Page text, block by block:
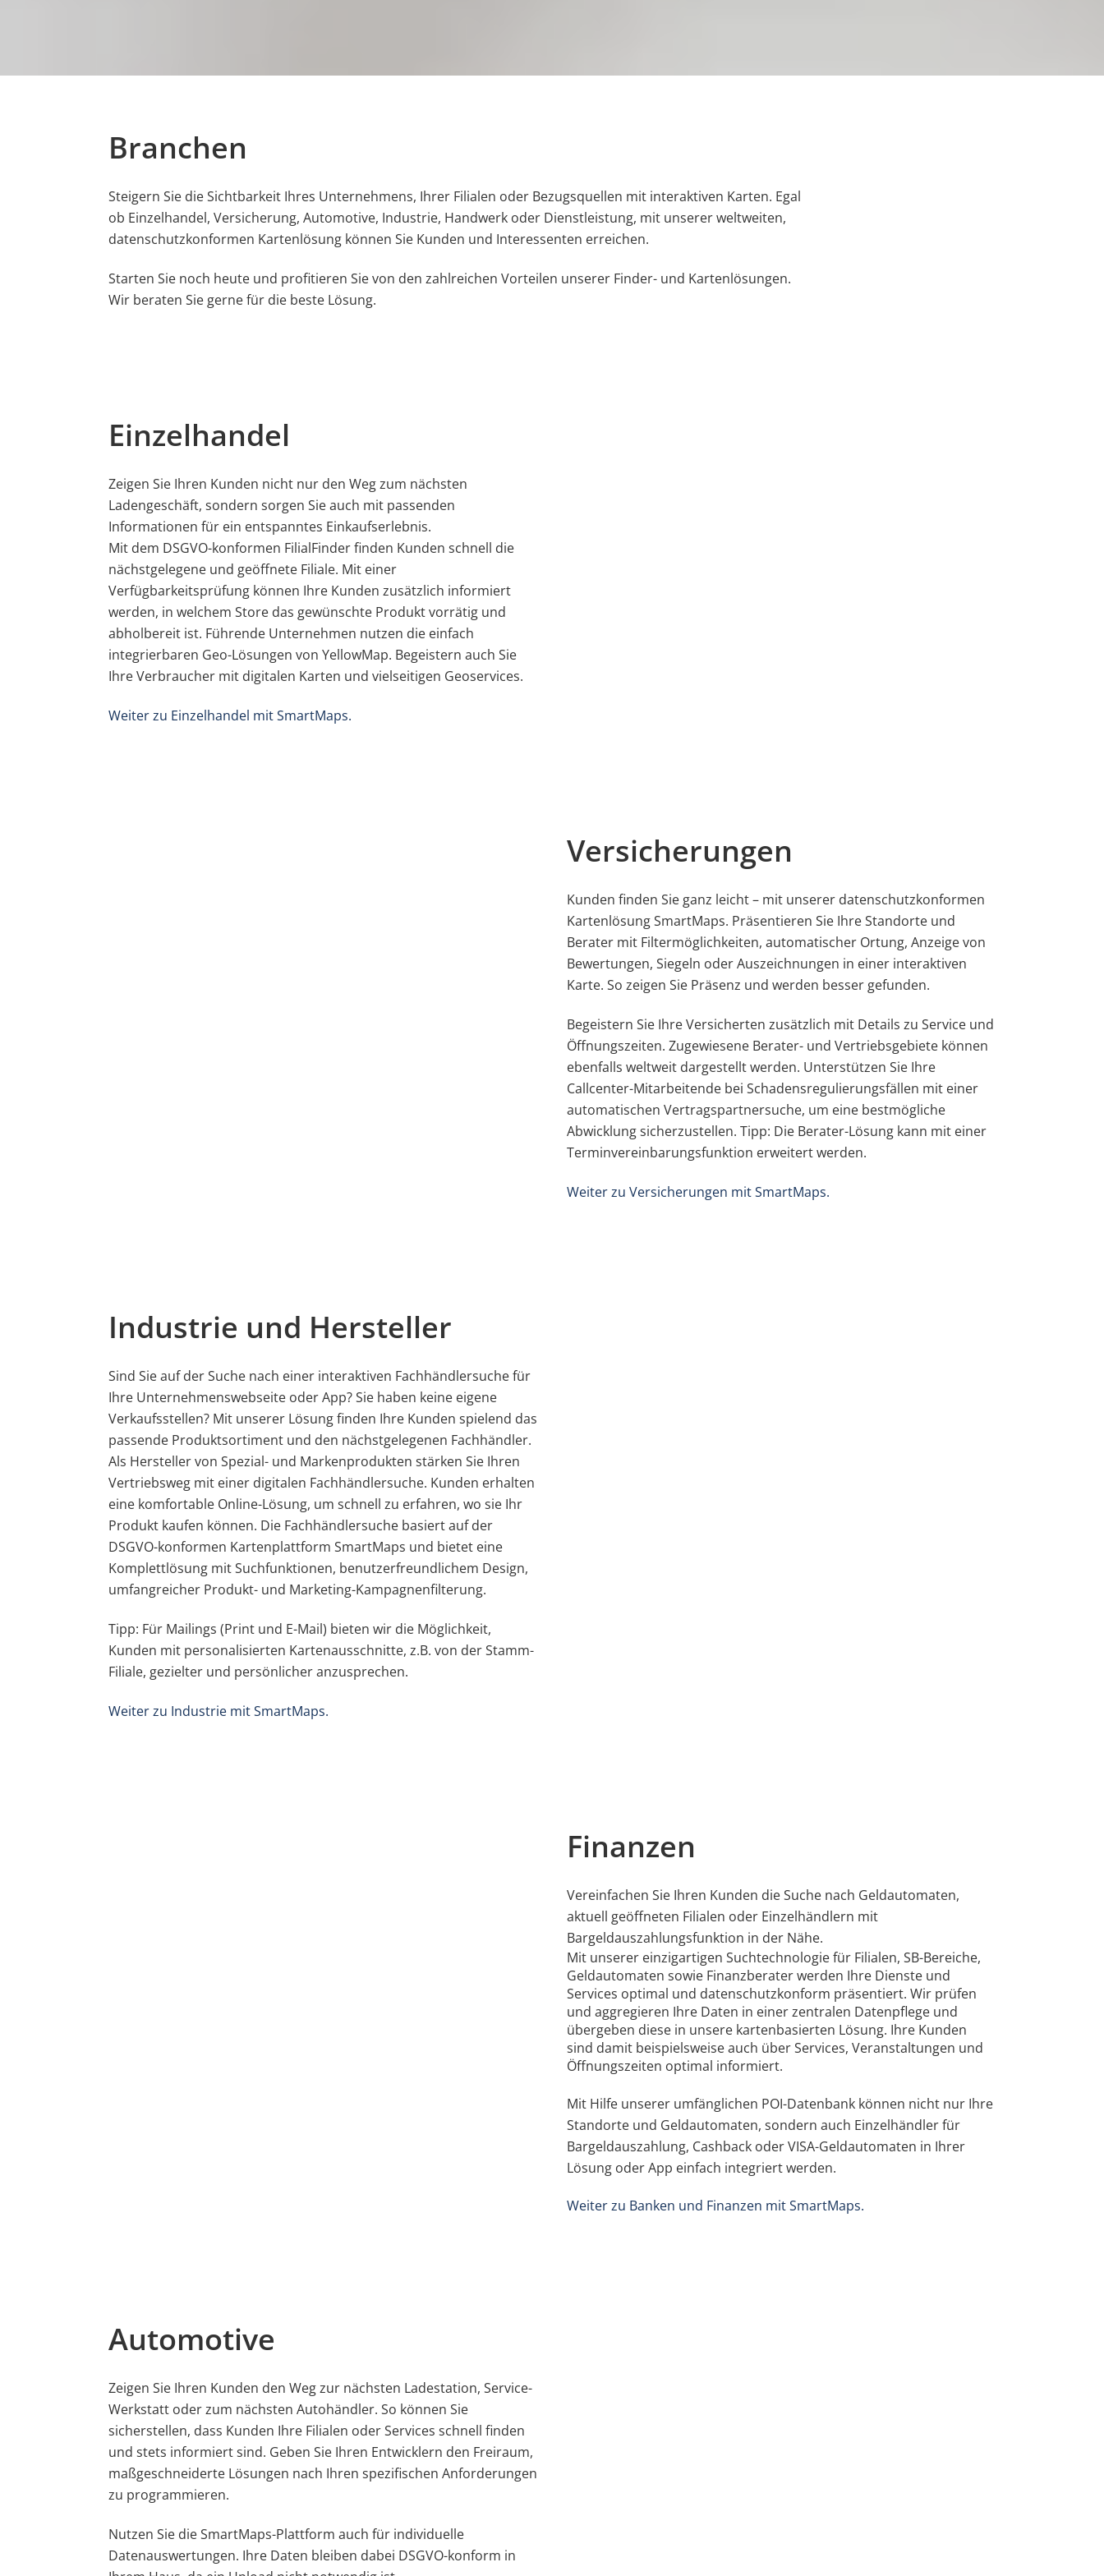
Branchen
Steigern Sie die Sichtbarkeit Ihres Unternehmens, Ihrer Filialen oder Bezugsquellen mit interaktiven Karten. Egal
ob Einzelhandel, Versicherung, Automotive, Industrie, Handwerk oder Dienstleistung, mit unserer weltweiten,
datenschutzkonformen Kartenlösung können Sie Kunden und Interessenten erreichen.
Starten Sie noch heute und profitieren Sie von den zahlreichen Vorteilen unserer Finder- und Kartenlösungen.
Wir beraten Sie gerne für die beste Lösung.
Einzelhandel
Zeigen Sie Ihren Kunden nicht nur den Weg zum nächsten
Ladengeschäft, sondern sorgen Sie auch mit passenden
Informationen für ein entspanntes Einkaufserlebnis.
Mit dem DSGVO-konformen FilialFinder finden Kunden schnell die
nächstgelegene und geöffnete Filiale. Mit einer
Verfügbarkeitsprüfung können Ihre Kunden zusätzlich informiert
werden, in welchem Store das gewünschte Produkt vorrätig und
abholbereit ist. Führende Unternehmen nutzen die einfach
integrierbaren Geo-Lösungen von YellowMap. Begeistern auch Sie
Ihre Verbraucher mit digitalen Karten und vielseitigen Geoservices.
Weiter zu Einzelhandel mit SmartMaps.
Versicherungen
Kunden finden Sie ganz leicht – mit unserer datenschutzkonformen
Kartenlösung SmartMaps. Präsentieren Sie Ihre Standorte und
Berater mit Filtermöglichkeiten, automatischer Ortung, Anzeige von
Bewertungen, Siegeln oder Auszeichnungen in einer interaktiven
Karte. So zeigen Sie Präsenz und werden besser gefunden.
Begeistern Sie Ihre Versicherten zusätzlich mit Details zu Service und
Öffnungszeiten. Zugewiesene Berater- und Vertriebsgebiete können
ebenfalls weltweit dargestellt werden. Unterstützen Sie Ihre
Callcenter-Mitarbeitende bei Schadensregulierungsfällen mit einer
automatischen Vertragspartnersuche, um eine bestmögliche
Abwicklung sicherzustellen. Tipp: Die Berater-Lösung kann mit einer
Terminvereinbarungsfunktion erweitert werden.
Weiter zu Versicherungen mit SmartMaps.
Industrie und Hersteller
Sind Sie auf der Suche nach einer interaktiven Fachhändlersuche für
Ihre Unternehmenswebseite oder App? Sie haben keine eigene
Verkaufsstellen? Mit unserer Lösung finden Ihre Kunden spielend das
passende Produktsortiment und den nächstgelegenen Fachhändler.
Als Hersteller von Spezial- und Markenprodukten stärken Sie Ihren
Vertriebsweg mit einer digitalen Fachhändlersuche. Kunden erhalten
eine komfortable Online-Lösung, um schnell zu erfahren, wo sie Ihr
Produkt kaufen können. Die Fachhändlersuche basiert auf der
DSGVO-konformen Kartenplattform SmartMaps und bietet eine
Komplettlösung mit Suchfunktionen, benutzerfreundlichem Design,
umfangreicher Produkt- und Marketing-Kampagnenfilterung.
Tipp: Für Mailings (Print und E-Mail) bieten wir die Möglichkeit,
Kunden mit personalisierten Kartenausschnitte, z.B. von der Stamm-
Filiale, gezielter und persönlicher anzusprechen.
Weiter zu Industrie mit SmartMaps.
Finanzen
Vereinfachen Sie Ihren Kunden die Suche nach Geldautomaten,
aktuell geöffneten Filialen oder Einzelhändlern mit
Bargeldauszahlungsfunktion in der Nähe.
Mit unserer einzigartigen Suchtechnologie für Filialen, SB-Bereiche,
Geldautomaten sowie Finanzberater werden Ihre Dienste und
Services optimal und datenschutzkonform präsentiert. Wir prüfen
und aggregieren Ihre Daten in einer zentralen Datenpflege und
übergeben diese in unsere kartenbasierten Lösung. Ihre Kunden
sind damit beispielsweise auch über Services, Veranstaltungen und
Öffnungszeiten optimal informiert.
Mit Hilfe unserer umfänglichen POI-Datenbank können nicht nur Ihre
Standorte und Geldautomaten, sondern auch Einzelhändler für
Bargeldauszahlung, Cashback oder VISA-Geldautomaten in Ihrer
Lösung oder App einfach integriert werden.
Weiter zu Banken und Finanzen mit SmartMaps.
Automotive
Zeigen Sie Ihren Kunden den Weg zur nächsten Ladestation, Service-
Werkstatt oder zum nächsten Autohändler. So können Sie
sicherstellen, dass Kunden Ihre Filialen oder Services schnell finden
und stets informiert sind. Geben Sie Ihren Entwicklern den Freiraum,
maßgeschneiderte Lösungen nach Ihren spezifischen Anforderungen
zu programmieren.
Nutzen Sie die SmartMaps-Plattform auch für individuelle
Datenauswertungen. Ihre Daten bleiben dabei DSGVO-konform in